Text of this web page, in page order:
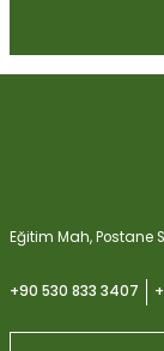
Ürün fiyatı
Bu ürüne benzer
Eğitim Mah, Postane
+90 530 833 3407